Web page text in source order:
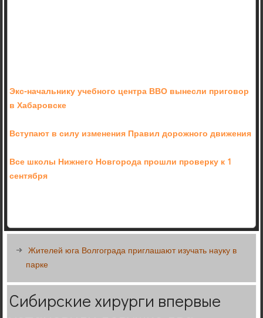
Экс-начальнику учебного центра ВВО вынесли приговор
в Хабаровске
Вступают в силу изменения Правил дорожного движения
Все школы Нижнего Новгорода прошли проверку к 1
сентября
Жителей юга Волгограда приглашают изучать науку в
парке
Сибирские хирурги впервые